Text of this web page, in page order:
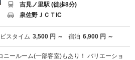
吉見ノ里駅 (徒歩8分)
泉佐野ＪＣＴIC
スタイム 3,500 円 ～ 宿泊 6,900 円 ～
ールーム(一部客室)もあり！ バリエーショ